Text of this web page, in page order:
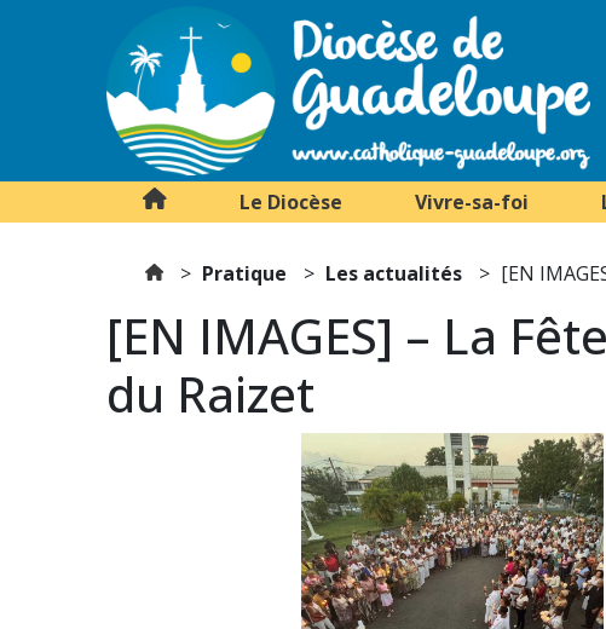
Le Diocèse Vivre-sa-foi
Pratique Les actualités [EN
[EN IMAGES] – La
du Raizet